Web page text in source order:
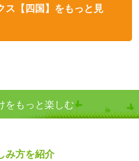
ス【四国】をもっと見
をもっと楽しむ
み方を紹介